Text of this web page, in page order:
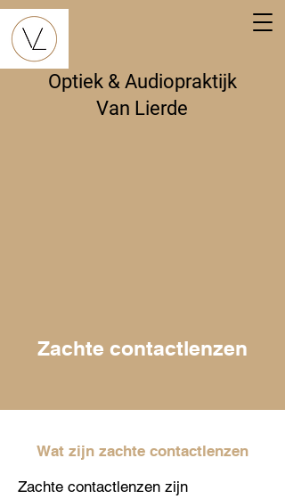
Optiek & Audiopraktijk
Van Lierde
Zachte contactlenzen
Wat zijn zachte contactlenzen
Zachte contactlenzen zijn